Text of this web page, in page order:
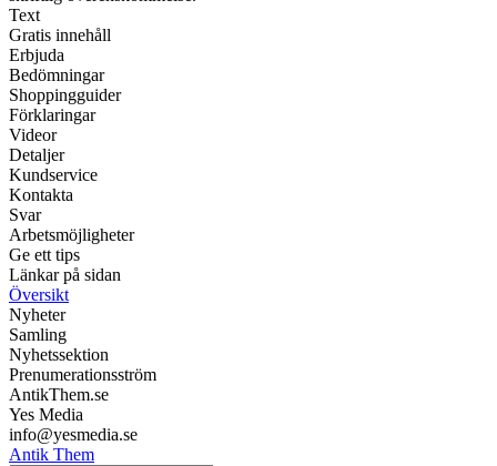
Text
Gratis innehåll
Erbjuda
Bedömningar
Shoppingguider
Förklaringar
Videor
Detaljer
Kundservice
Kontakta
Svar
Arbetsmöjligheter
Ge ett tips
Länkar på sidan
Översikt
Nyheter
Samling
Nyhetssektion
Prenumerationsström
AntikThem.se
Yes Media
info@yesmedia.se
Antik Them